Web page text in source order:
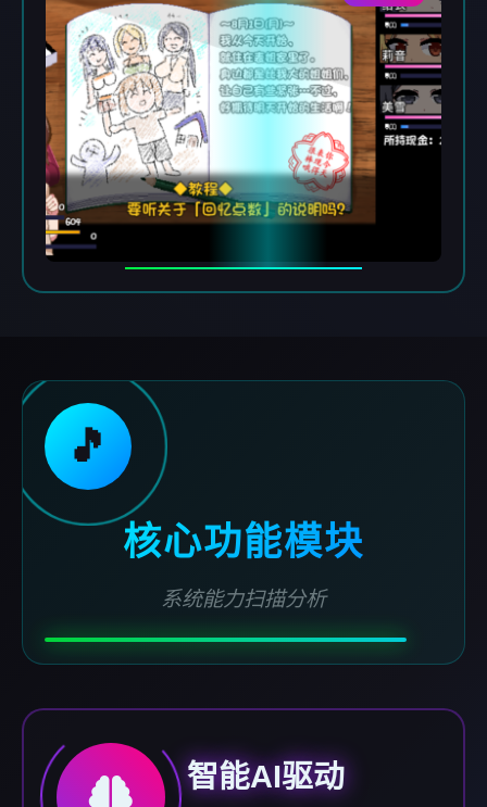
🎵
核心功能模块
系统能力扫描分析
智能AI驱动